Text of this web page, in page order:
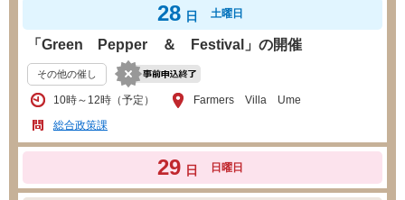
28 日 土曜日
「Green Pepper ＆ Festival」の開催
その他の催し
10時～12時（予定）
Farmers Villa Ume
総合政策課
29 日 日曜日